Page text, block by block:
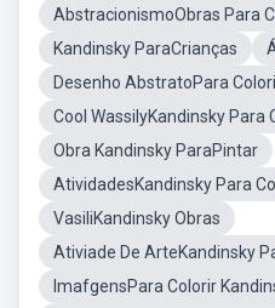
AbstracionismoObras Para
Kandinsky ParaCrianças
Desenho AbstratoPara
Cool WassilyKandinsky Para
Obra Kandinsky ParaPintar
AtividadesKandinsky Para
VasiliKandinsky Obras
Ativiade De ArteKandinsky
ImafgensPara Colorir